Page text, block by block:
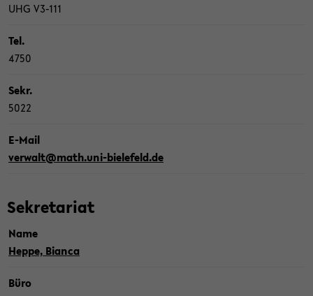
UHG V3-​111
Tel.
4750
Sekr.
5022
E-​Mail
ver­walt@math.uni-​bielefeld.de
Se­kre­ta­ri­at
Name
Heppe, Bi­an­ca
Büro